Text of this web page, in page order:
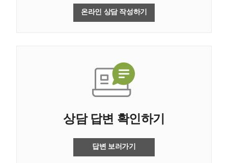
온라인 상담 작성하기
상담 답변 확인하기
답변 보러가기